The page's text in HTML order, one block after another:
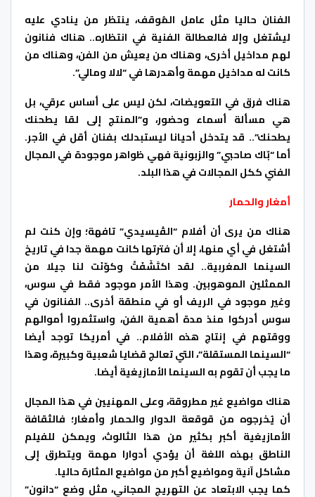
الفنان حاليا مثل عامل المُوقف، ينتظر من ينادي عليه
ليشتغل وإلا فالعطالة الفنية في انتظاره.. هناك فنانون
لهم مداخيل أخرى، وهناك من يعيش من الفن، وهناك من
كانت له مداخيل مهمة وأهدرها في “لالا ومالي”.
هناك فرق في التعويضات، لكن ليس على أساس عرقي، بل
هي مسألة أسماء وحضور، و”المنتج إلى لقا يطحنك
يطحنك”.. قد يتدخل أحيانا ليستبدلك بفنان أقل في الأجر.
أما “بّاك صاحبي” والزبونية فهي ظواهر موجودة في المجال
الفني ككل المجالات في هذا البلد.
أمغار والحمار
هناك من يرى أن أفلام “الڤيسيدي” تافهة؛ وإن كنت لم
أشتغل في أي منها، إلا أن فترتها كانت مهمة جدا في تاريخ
السينما المغربية.. لقد اكتَشَفَتْ وكوّنَت لنا جيلا من
الممثلين الموهوبين. وهذا الأمر موجود فقط في سوس،
وغير موجود في الريف أو في منطقة أخرى.. الفنانون في
سوس أدركوا منذ مدة أهمية الفن، واستثمروا أموالهم
ووقتهم في إنتاج هذه الأفلام.. في أمريكا توجد أيضا
“السينما المستقلة”، التي تعالج قضايا شعبية وكبيرة، وهذا
ما يجب أن تقوم به السينما الأمازيغية أيضا.
هناك مواضيع غير مطروقة، وعلى المهنيين في هذا المجال
أن يُخرجوه من قوقعة الدوار والحمار وأمغار؛ فالثقافة
الأمازيغية أكبر بكثير من هذا الثالوث، ويمكن للفيلم
الناطق بهذه اللغة أن يؤدي أدوارا مهمة ويتطرق إلى
مشاكل آنية ومواضيع أكبر من مواضيع المثارة حاليا.
كما يجب الابتعاد عن التهريج المجاني، مثل وضع “دانون”